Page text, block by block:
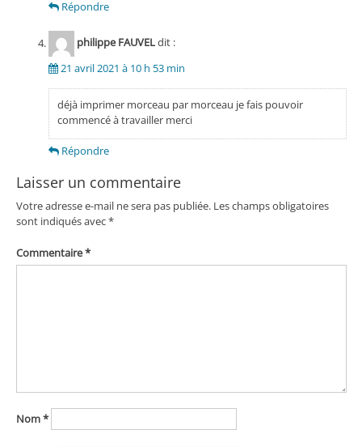
Répondre
philippe FAUVELdit :
21 avril 2021 à 10 h 53 min
déjà imprimer morceau par morceau je fais pouvoir
commencé à travailler merci
Répondre
Laisser un commentaire
Votre adresse e-mail ne sera pas publiée. Les champs obligatoires
sont indiqués avec*
Commentaire*
Nom*